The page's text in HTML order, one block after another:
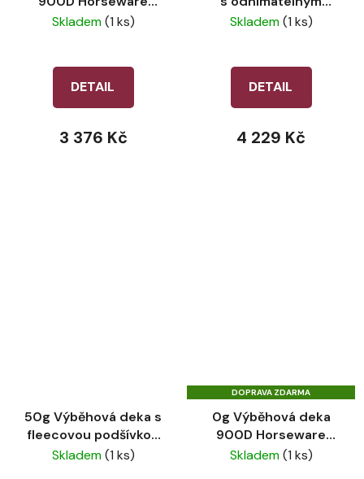
Amigo® Whitney Navy
Skladem(1 ks)
DETAIL
3 376 Kč
krkem 900D
Skladem(1 ks)
DETAIL
4 229 Kč
50g Výběhová deka s
fleecovou podšívkou
900D Horseware
Skladem(1 ks)
DOPRAVA ZDARMA
0g Výběhová deka
900D Horseware
Amigo® Dynasty
Skladem(1 ks)